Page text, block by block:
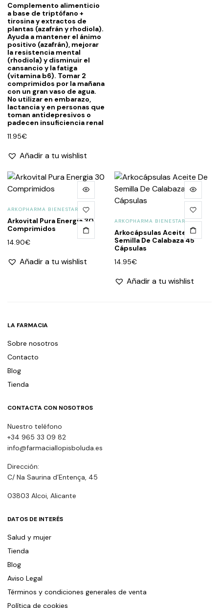
Complemento alimenticio
a base de triptófano +
tirosina y extractos de
plantas (azafrán y rhodiola).
Ayuda a mantener el ánimo
positivo (azafrán), mejorar
la resistencia mental
(rhodiola) y disminuir el
cansancio y la fatiga
(vitamina b6). Tomar 2
comprimidos por la mañana
con un gran vaso de agua.
No utilizar en embarazo,
lactancia y en personas que
toman antidepresivos o
padecen insuficiencia renal
11.95€
Añadir a tu wishlist
ARKOPHARMA BIENESTAR
Arkovital Pura Energia 30
Comprimidos
14.90€
Añadir a tu wishlist
ARKOPHARMA BIENESTAR
Arkocápsulas Aceite De
Semilla De Calabaza 45
Cápsulas
14.95€
Añadir a tu wishlist
LA FARMACIA
Sobre nosotros
Contacto
Blog
Tienda
CONTACTA CON NOSOTROS
Nuestro teléfono
+34 965 33 09 82
info@farmaciallopisboluda.es
Dirección:
C/ Na Saurina d’Entença, 45
03803 Alcoi, Alicante
DATOS DE INTERÉS
Salud y mujer
Tienda
Blog
Aviso Legal
Términos y condiciones generales de venta
Política de cookies